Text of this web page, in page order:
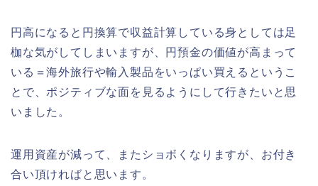
円高になると円換算で収益計算している身としては足
枷な気がしてしまいますが、円預金の価値が高まって
いる＝海外旅行や輸入製品をいっぱい買えるというこ
とで、ポジティブな面を見るようにして行きたいと思
いました。
運用資産が減って、またショボくなりますが、お付き
合い頂ければと思います。